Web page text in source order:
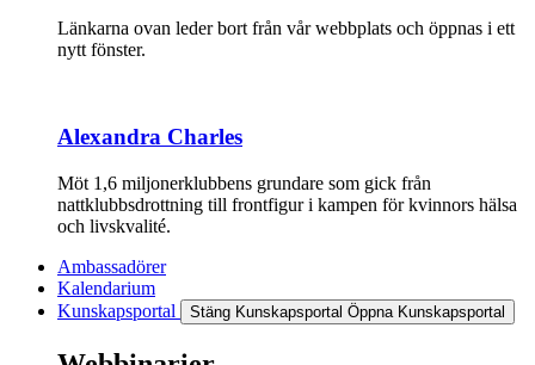
Länkarna ovan leder bort från vår webbplats och öppnas i ett
nytt fönster.
Alexandra Charles
Möt 1,6 miljonerklubbens grundare som gick från
nattklubbsdrottning till frontfigur i kampen för kvinnors hälsa
och livskvalité.
Ambassadörer
Kalendarium
Kunskapsportal
Stäng Kunskapsportal Öppna Kunskapsportal